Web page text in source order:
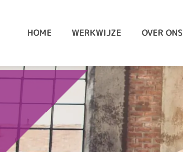
HOME WERKWIJZE OVER ONS